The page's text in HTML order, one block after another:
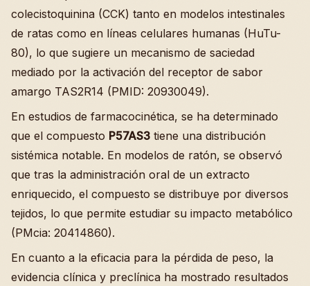
colecistoquinina (CCK) tanto en modelos intestinales
de ratas como en líneas celulares humanas (HuTu-
80), lo que sugiere un mecanismo de saciedad
mediado por la activación del receptor de sabor
amargo TAS2R14 (PMID: 20930049).
En estudios de farmacocinética, se ha determinado
que el compuesto P57AS3 tiene una distribución
sistémica notable. En modelos de ratón, se observó
que tras la administración oral de un extracto
enriquecido, el compuesto se distribuye por diversos
tejidos, lo que permite estudiar su impacto metabólico
(PMcia: 20414860).
En cuanto a la eficacia para la pérdida de peso, la
evidencia clínica y preclínica ha mostrado resultados